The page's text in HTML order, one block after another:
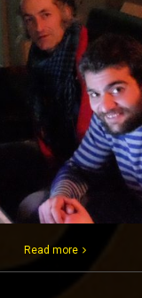
Read more